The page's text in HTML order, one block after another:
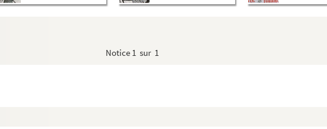
Notice 1 sur 1